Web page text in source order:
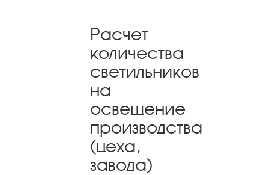
Расчет
количества
светильников
на
освещение
производства
(цеха,
завода)